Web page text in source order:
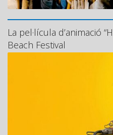
La pel·lícula d’animació
Beach Festival